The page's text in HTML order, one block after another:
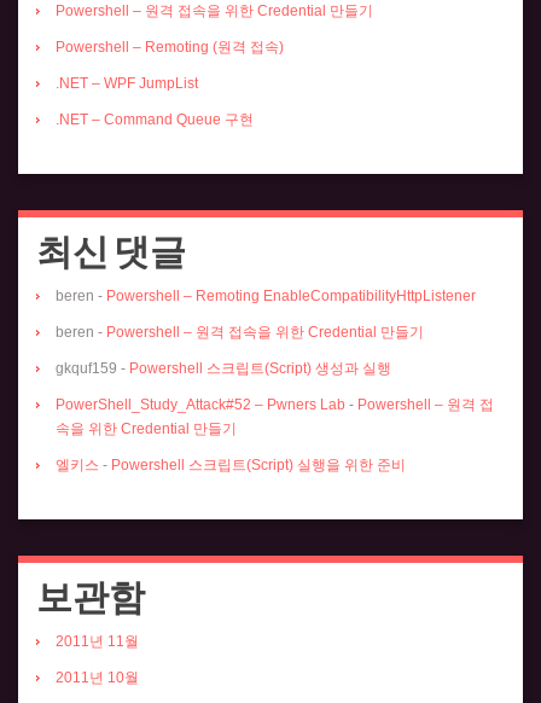
Powershell – 원격 접속을 위한 Credential 만들기
Powershell – Remoting (원격 접속)
.NET – WPF JumpList
.NET – Command Queue 구현
최신 댓글
beren - Powershell – Remoting EnableCompatibilityHttpListener
beren - Powershell – 원격 접속을 위한 Credential 만들기
gkquf159 - Powershell 스크립트(Script) 생성과 실행
PowerShell_Study_Attack#52 – Pwners Lab - Powershell – 원격 접
속을 위한 Credential 만들기
엘키스 - Powershell 스크립트(Script) 실행을 위한 준비
보관함
2011년 11월
2011년 10월